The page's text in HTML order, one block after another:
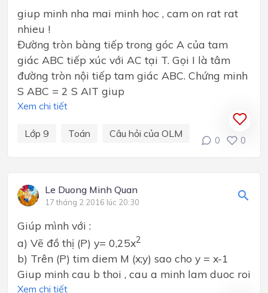
giup minh nha mai minh hoc , cam on rat rat
nhieu !
Đường tròn bàng tiếp trong góc A của tam
giác ABC tiếp xúc với AC tại T. Gọi I là tâm
đường tròn nội tiếp tam giác ABC. Chứng minh
S ABC = 2 S AIT giup
Xem chi tiết
Lớp 9 Toán Câu hỏi của OLM
0 0
Le Duong Minh Quan
17 tháng 2 2016 lúc 20:30
Giúp mình với :
a) Vẽ đồ thị (P) y= 0,25x2
b) Trên (P) tim diem M (x;y) sao cho y = x-1
Giup minh cau b thoi , cau a minh lam duoc roi
Xem chi tiết